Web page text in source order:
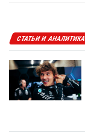
СТАТЬИ И АНАЛИТИКА